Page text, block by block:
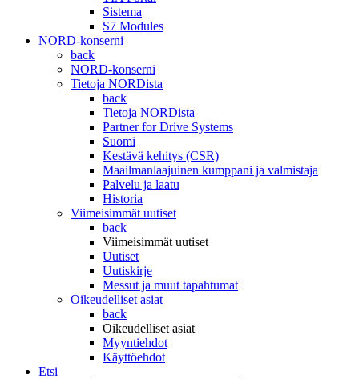
Sistema
S7 Modules
NORD-konserni
back
NORD-konserni
Tietoja NORDista
back
Tietoja NORDista
Partner for Drive Systems
Suomi
Kestävä kehitys (CSR)
Maailmanlaajuinen kumppani ja valmistaja
Palvelu ja laatu
Historia
Viimeisimmät uutiset
back
Viimeisimmät uutiset
Uutiset
Uutiskirje
Messut ja muut tapahtumat
Oikeudelliset asiat
back
Oikeudelliset asiat
Myyntiehdot
Käyttöehdot
Etsi